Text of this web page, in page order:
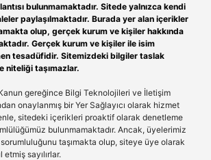
bulunmamaktadır. Sitede yalnızca kendi
paylaşılmaktadır. Burada yer alan içerikler
olup, gerçek kurum ve kişiler hakkında
Gerçek kurum ve kişiler ile isim
tesadüfidir. Sitemizdeki bilgiler taslak
niteliği taşımazlar.
gereğince Bilgi Teknolojileri ve İletişim
onaylanmış bir Yer Sağlayıcı olarak hizmet
sitedeki içerikleri proaktif olarak denetleme
bulunmamaktadır. Ancak, üyelerimiz
taşımakta olup, siteye üye olarak
sayılırlar.